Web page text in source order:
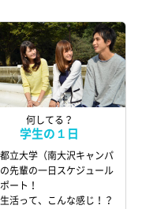
何してる？
学生の１日
立大学（南大沢キャンパ
先輩の一日スケジュール
ート！
活って、こんな感じ！？